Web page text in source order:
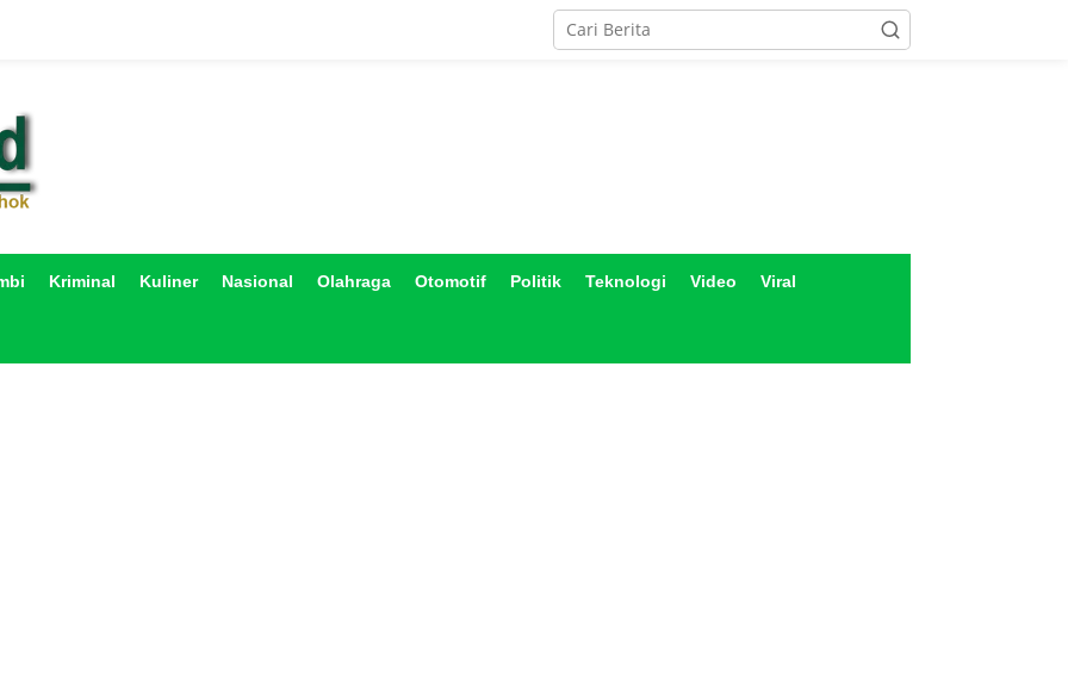
Kriminal Kuliner Nasional Olahraga Otomotif Politik Teknologi Video Viral